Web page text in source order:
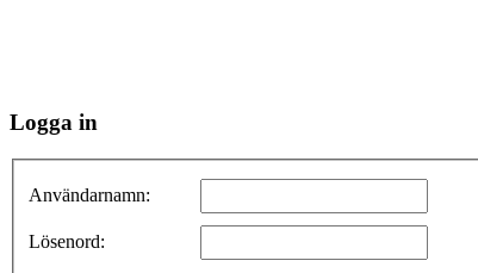
Logga in
Användarnamn:
Lösenord: